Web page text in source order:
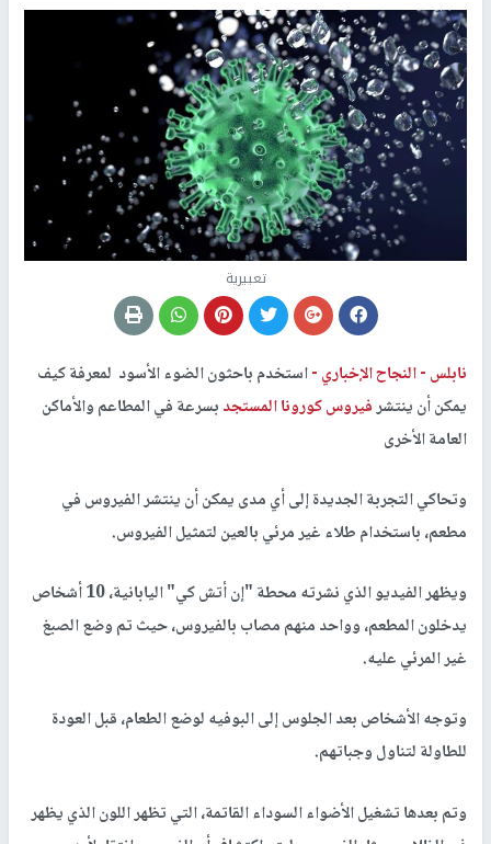
تعبيرية
نابلس -النجاح الإخباري -استخدم باحثون الضوء الأسود لمعرفة كيف
يمكن أن ينتشرفيروس كورونا المستجدبسرعة في المطاعم والأماكن
العامة الأخرى
وتحاكي التجربة الجديدة إلى أي مدى يمكن أن ينتشر الفيروس في
مطعم، باستخدام طلاء غير مرئي بالعين لتمثيل الفيروس.
ويظهر الفيديو الذي نشرته محطة "إن أتش كي" اليابانية، 10 أشخاص
يدخلون المطعم، وواحد منهم مصاب بالفيروس، حيث تم وضع الصبغ
غير المرئي عليه.
وتوجه الأشخاص بعد الجلوس إلى البوفيه لوضع الطعام، قبل العودة
للطاولة لتناول وجباتهم.
وتم بعدها تشغيل الأضواء السوداء القاتمة، التي تظهر اللون الذي يظهر